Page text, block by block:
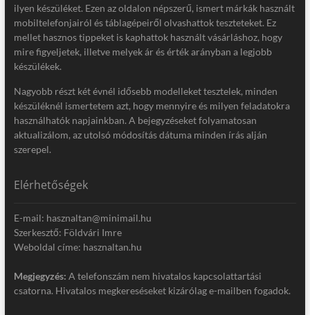
ilyen készüléket. Ezen az oldalon népszerű, ismert márkák használt
mobiltelefonjairól és táblagépeiről olvashattok teszteteket. Ez
mellet hasznos tippeket is kaphattok használt vásárláshoz, hogy
mire figyeljetek, illetve melyek ár és érték arányban a legjobb
készülékek.
Nagyobb részt két évnél idősebb modelleket tesztelek, minden
készüléknél ismertetem azt, hogy mennyire és milyen feladatokra
használhatók napjainkban. A bejegyzéseket folyamatosan
aktualizálom, az utolsó módosítás dátuma minden írás alján
szerepel.
Elérhetőségek
E-mail: hasznaltan@minimail.hu
Szerkesztő: Földvári Imre
Weboldal címe: hasznaltan.hu
Megjegyzés: A telefonszám nem hivatalos kapcsolattartási
csatorna. Hivatalos megkereséseket kizárólag e-mailben fogadok.